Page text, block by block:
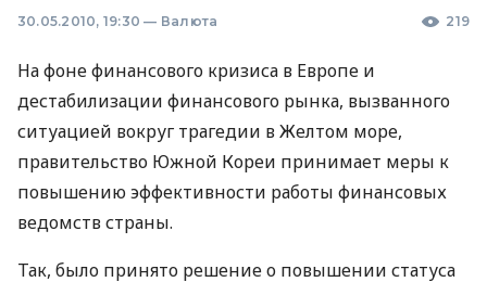
30.05.2010, 19:30 — Валюта 219
На фоне финансового кризиса в Европе и
дестабилизации финансового рынка, вызванного
ситуацией вокруг трагедии в Желтом море,
правительство Южной Кореи принимает меры к
повышению эффективности работы финансовых
ведомств страны.
Так, было принято решение о повышении статуса